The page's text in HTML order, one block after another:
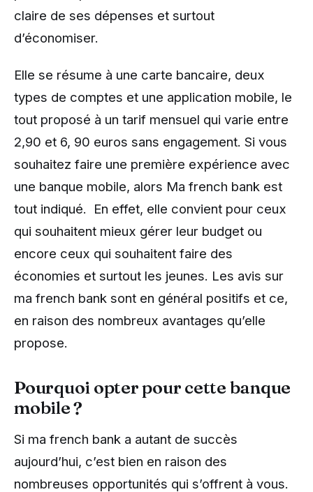
claire de ses dépenses et surtout
d’économiser.
Elle se résume à une carte bancaire, deux
types de comptes et une application mobile, le
tout proposé à un tarif mensuel qui varie entre
2,90 et 6, 90 euros sans engagement. Si vous
souhaitez faire une première expérience avec
une banque mobile, alors Ma french bank est
tout indiqué. En effet, elle convient pour ceux
qui souhaitent mieux gérer leur budget ou
encore ceux qui souhaitent faire des
économies et surtout les jeunes. Les avis sur
ma french bank sont en général positifs et ce,
en raison des nombreux avantages qu’elle
propose.
Pourquoi opter pour cette banque
mobile ?
Si ma french bank a autant de succès
aujourd’hui, c’est bien en raison des
nombreuses opportunités qui s’offrent à vous.